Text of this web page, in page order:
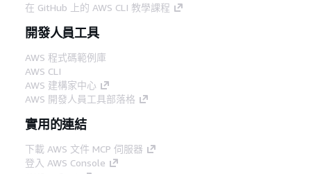
在 GitHub 上的 AWS CLI 教學課程
開發人員工具
AWS 程式碼範例庫
AWS CLI
AWS 建構家中心
AWS 開發人員工具部落格
實用的連結
下載 AWS 文件 MCP 伺服器
登入 AWS Console